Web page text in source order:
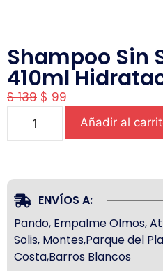
Shampoo Sin
410ml
$139 $ 99
Añadir al
ENVÍOS A:
Pando, Empalme Olmos,
Solis, Montes,Parque del
Costa,Barros Blancos